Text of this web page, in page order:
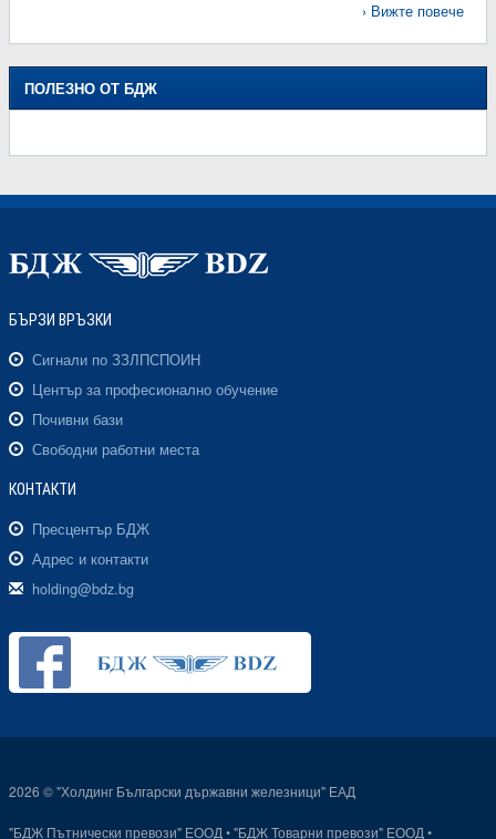
Вижте повече
ПОЛЕЗНО ОТ БДЖ
БЪРЗИ ВРЪЗКИ
Сигнали по ЗЗЛПСПОИН
Център за професионално обучение
Почивни бази
Свободни работни места
КОНТАКТИ
Пресцентър БДЖ
Адрес и контакти
holding@bdz.bg
2026 © "Холдинг Български държавни железници" ЕАД
"БДЖ Пътнически превози" ЕООД •"БДЖ Товарни превози" ЕООД •